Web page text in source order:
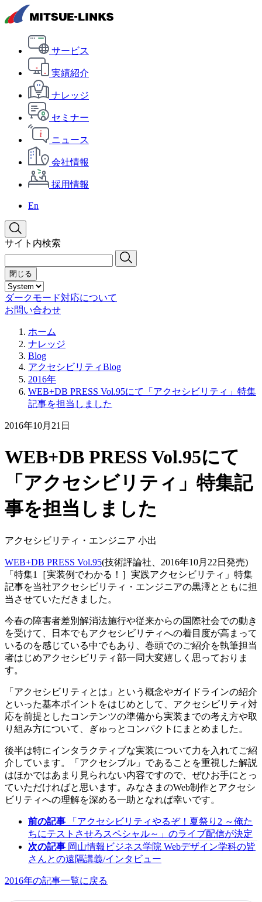
サービス
実績紹介
ナレッジ
セミナー
ニュース
会社情報
採用情報
En
サイト内検索
閉じる
ダークモード対応について
お問い合わせ
ホーム
ナレッジ
Blog
アクセシビリティBlog
2016年
WEB+DB PRESS Vol.95にて「アクセシビリティ」特集
記事を担当しました
2016年10月21日
WEB+DB PRESS Vol.95にて
「アクセシビリティ」特集記
事を担当しました
アクセシビリティ・エンジニア 小出
WEB+DB PRESS Vol.95(技術評論社、2016年10月22日発売)
「特集1［実装例でわかる！］実践アクセシビリティ」特集
記事を当社アクセシビリティ・エンジニアの黒澤とともに担
当させていただきました。
今春の障害者差別解消法施行や従来からの国際社会での動き
を受けて、日本でもアクセシビリティへの着目度が高まって
いるのを感じている中でもあり、巻頭でのご紹介を執筆担当
者はじめアクセシビリティ部一同大変嬉しく思っておりま
す。
「アクセシビリティとは」という概念やガイドラインの紹介
といった基本ポイントをはじめとして、アクセシビリティ対
応を前提としたコンテンツの準備から実装までの考え方や取
り組み方について、ぎゅっとコンパクトにまとめました。
後半は特にインタラクティブな実装について力を入れてご紹
介しています。「アクセシブル」であることを重視した解説
はほかではあまり見られない内容ですので、ぜひお手にとっ
ていただければと思います。みなさまのWeb制作とアクセシ
ビリティへの理解を深める一助となれば幸いです。
前の記事
「アクセシビリティやるぞ！夏祭り2 ～俺た
ちにテストさせろスペシャル～」のライブ配信が決定
次の記事 岡山情報ビジネス学院 Webデザイン学科の皆
さんとの遠隔講義/インタビュー
2016年の記事一覧に戻る